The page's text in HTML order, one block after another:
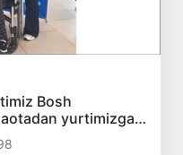
Bosh
yurtimizga